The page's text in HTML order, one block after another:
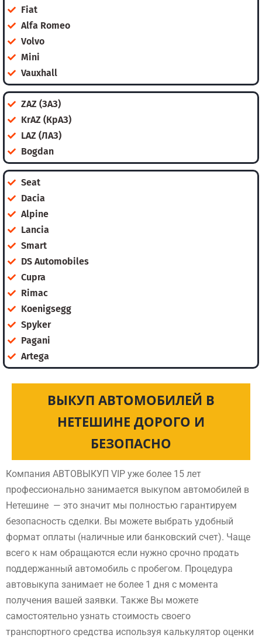
Fiat
Alfa Romeo
Volvo
Mini
Vauxhall
ZAZ (ЗАЗ)
KrAZ (КрАЗ)
LAZ (ЛАЗ)
Bogdan
Seat
Dacia
Alpine
Lancia
Smart
DS Automobiles
Cupra
Rimac
Koenigsegg
Spyker
Pagani
Artega
ВЫКУП АВТОМОБИЛЕЙ В
НЕТЕШИНЕ ДОРОГО И
БЕЗОПАСНО
Компания АВТОВЫКУП VIP уже более 15 лет
профессионально занимается выкупом автомобилей в
Нетешине — это значит мы полностью гарантируем
безопасность сделки. Вы можете выбрать удобный
формат оплаты (наличные или банковский счет). Чаще
всего к нам обращаются если нужно срочно продать
поддержанный автомобиль с пробегом. Процедура
автовыкупа занимает не более 1 дня с момента
получения вашей заявки. Также Вы можете
самостоятельно узнать стоимость своего
транспортного средства используя калькулятор оценки